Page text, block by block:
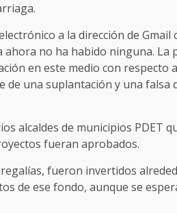
a la dirección de
no ha habido ninguna. La
en este medio con respecto
una suplantación y una falsa
alcaldes de municipios PDET
fueran aprobados.
fueron invertidos
de ese fondo, aunque se